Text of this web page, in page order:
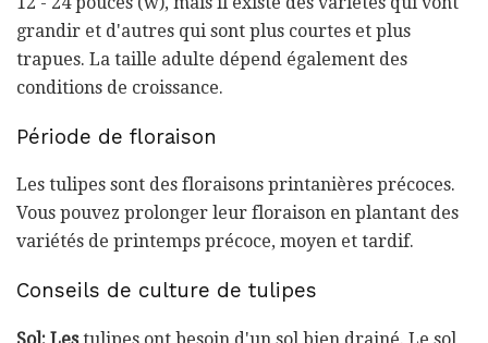
grandir et d'autres qui sont plus courtes et plus
trapues. La taille adulte dépend également des
conditions de croissance.
Période de floraison
Les tulipes sont des floraisons printanières précoces.
Vous pouvez prolonger leur floraison en plantant des
variétés de printemps précoce, moyen et tardif.
Conseils de culture de tulipes
Sol: Lestulipes ont besoin d'un sol bien drainé. Le sol